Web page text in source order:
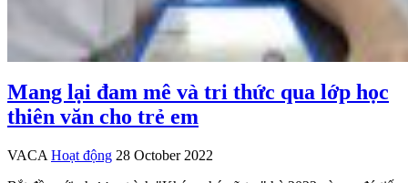
Mang lại đam mê và tri thức qua lớp học
thiên văn cho trẻ em
VACA Hoạt động 28 October 2022